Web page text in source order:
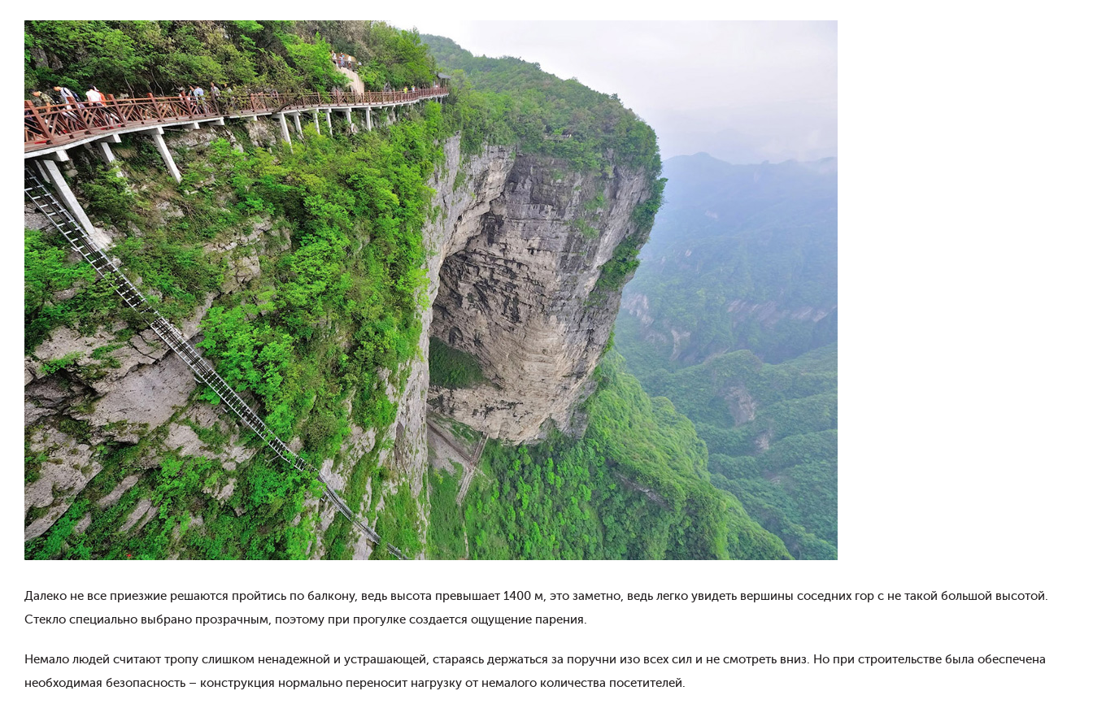
Далеко не все приезжие решаются пройтись по балкону, ведь высота превышает 1400 м, это заметно, ведь легко увидеть вершины соседних гор с не такой большой высотой.
Стекло специально выбрано прозрачным, поэтому при прогулке создается ощущение парения.
Немало людей считают тропу слишком ненадежной и устрашающей, стараясь держаться за поручни изо всех сил и не смотреть вниз. Но при строительстве была обеспечена
необходимая безопасность – конструкция нормально переносит нагрузку от немалого количества посетителей.